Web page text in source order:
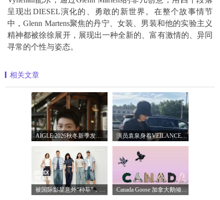
呈现出DIESEL演化的、勇敢的新世界。在整个故事情节
中，Glenn Martens聚焦的丹宁、女装、男装和他的实验主义
精神都被徐徐展开，展现出一种全新的、富有激情的、异同
寻常的个性与姿态。
相关文章
AIGLE 2026秋冬新季发布，与品牌代言人马龙 演员袁泉身着VEILANCE 低调现身FIRST影展活
被国际影星意外“种草”，宝藏国牌森马 Canada Goose 加拿大鹅倾情呈现七夕甄选 心